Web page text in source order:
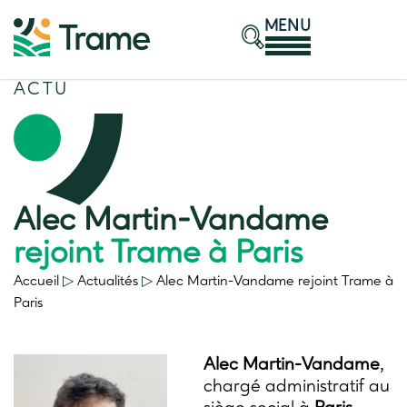
MENU
ACTU
Alec Martin-Vandame
rejoint Trame à Paris
Accueil ▷ Actualités ▷ Alec Martin-Vandame rejoint Trame à
Paris
Alec Martin-Vandame,
chargé administratif au